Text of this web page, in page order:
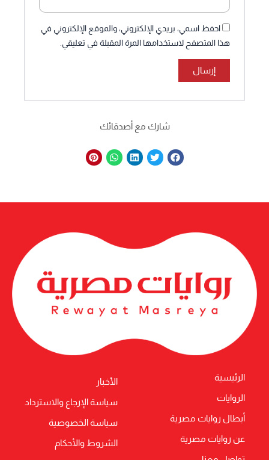
احفظ اسمي، بريدي الإلكتروني، والموقع الإلكتروني في
هذا المتصفح لاستخدامها المرة المقبلة في تعليقي.
شارك مع أصدقائك
الرئيسية
الروايات
أبطال روايات مصرية
عن روايات مصرية
الأخبار
سياسة الإرجاع والاسترداد
سياسة الخصوصية
الشروط والأحكام